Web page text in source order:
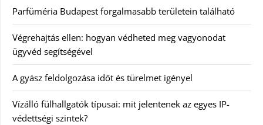
Parfüméria Budapest forgalmasabb területein található
Végrehajtás ellen: hogyan védheted meg vagyonodat
ügyvéd segítségével
A gyász feldolgozása időt és türelmet igényel
Vízálló fülhallgatók típusai: mit jelentenek az egyes IP-
védettségi szintek?